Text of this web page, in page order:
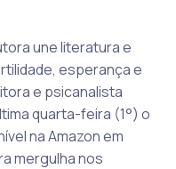
une literatura e
esperança e
e psicanalista
quarta-feira (1°) o
na Amazon em
mergulha nos